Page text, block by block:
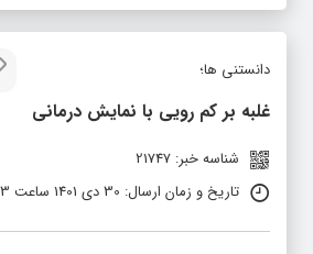
غلبه بر کم رویی با نمایش درمانی
شناسه خبر: 21747
تاریخ و زمان ارسال: 30 دی 1401 ساعت 08:43